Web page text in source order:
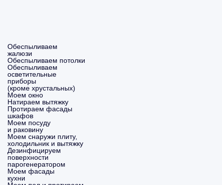
Обеспыливаем
жалюзи
Обеспыливаем потолки
Обеспыливаем
осветительные
приборы
(кроме хрустальных)
Моем окно
Натираем вытяжку
Протираем фасады
шкафов
Моем посуду
и раковину
Моем снаружи плиту,
холодильник и вытяжку
Дезинфицируем
поверхности
парогенератором
Моем фасады
кухни